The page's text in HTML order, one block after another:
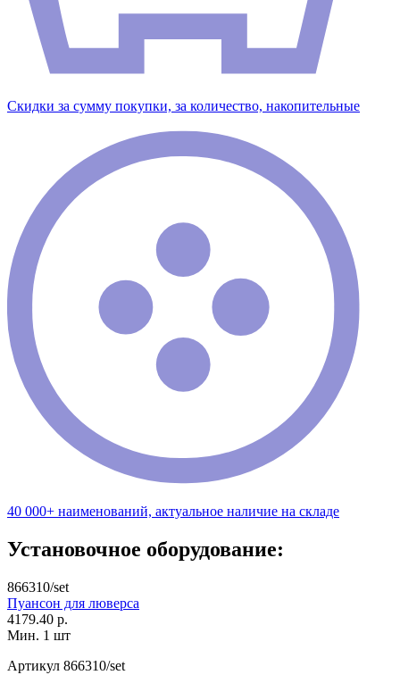
Скидки за сумму покупки, за количество, накопительные
40 000+ наименований, актуальное наличие на складе
Установочное оборудование:
866310/set
Пуансон для люверса
4179.40 р.
Мин. 1 шт
Артикул 866310/set